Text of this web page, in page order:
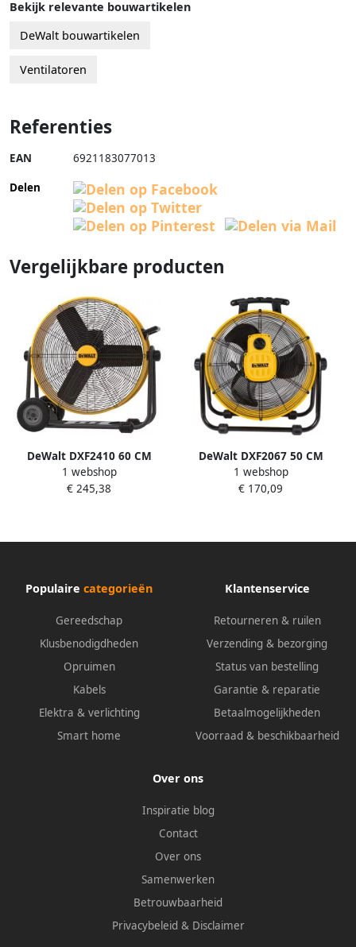
Bekijk relevante bouwartikelen
DeWalt bouwartikelen
Ventilatoren
Referenties
EAN 6921183077013
Delen
Vergelijkbare producten
DeWalt DXF2410 60 CM
DRUM FAN | Ventilator
DXF2410
1 webshop
€ 245,38
DeWalt DXF2067 50 CM
DRUM FAN | Ventilator
DXF2067
1 webshop
€ 170,09
Populaire categorieën
Gereedschap
Klusbenodigdheden
Opruimen
Kabels
Elektra & verlichting
Smart home
Klantenservice
Retourneren & ruilen
Verzending & bezorging
Status van bestelling
Garantie & reparatie
Betaalmogelijkheden
Voorraad & beschikbaarheid
Over ons
Inspiratie blog
Contact
Over ons
Samenwerken
Betrouwbaarheid
Privacybeleid & Disclaimer